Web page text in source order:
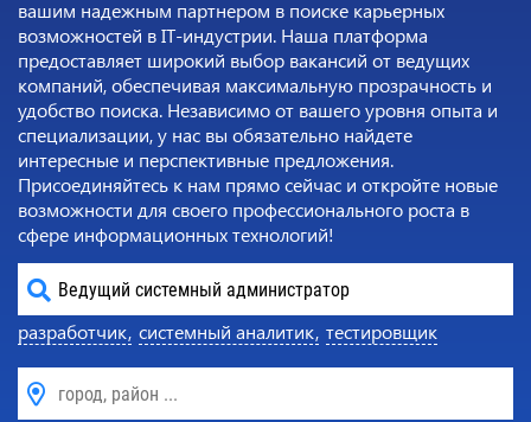
вашим надежным партнером в поиске карьерных
возможностей в IT-индустрии. Наша платформа
предоставляет широкий выбор вакансий от ведущих
компаний, обеспечивая максимальную прозрачность и
удобство поиска. Независимо от вашего уровня опыта и
специализации, у нас вы обязательно найдете
интересные и перспективные предложения.
Присоединяйтесь к нам прямо сейчас и откройте новые
возможности для своего профессионального роста в
сфере информационных технологий!
разработчик, системный аналитик, тестировщик